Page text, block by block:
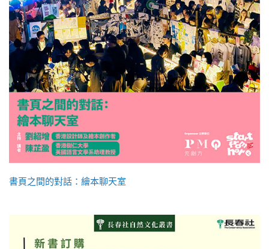
書頁之間的對話：繪本聊天室